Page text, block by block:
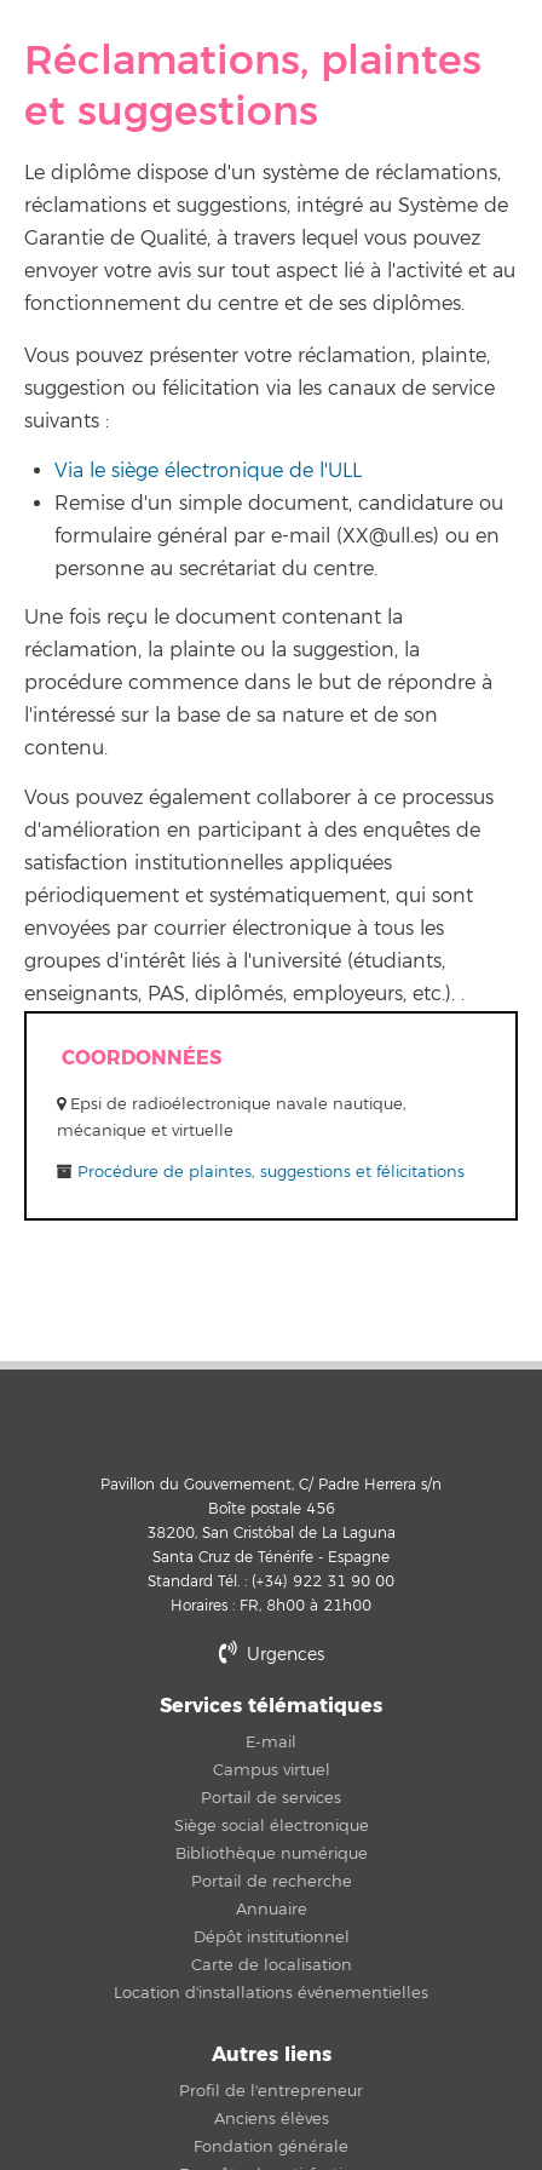
Réclamations, plaintes
et suggestions
Le diplôme dispose d'un système de réclamations,
réclamations et suggestions, intégré au Système de
Garantie de Qualité, à travers lequel vous pouvez
envoyer votre avis sur tout aspect lié à l'activité et au
fonctionnement du centre et de ses diplômes.
Vous pouvez présenter votre réclamation, plainte,
suggestion ou félicitation via les canaux de service
suivants :
Via le siège électronique de l'ULL
Remise d'un simple document, candidature ou
formulaire général par e-mail (XX@ull.es) ou en
personne au secrétariat du centre.
Une fois reçu le document contenant la
réclamation, la plainte ou la suggestion, la
procédure commence dans le but de répondre à
l'intéressé sur la base de sa nature et de son
contenu.
Vous pouvez également collaborer à ce processus
d'amélioration en participant à des enquêtes de
satisfaction institutionnelles appliquées
périodiquement et systématiquement, qui sont
envoyées par courrier électronique à tous les
groupes d'intérêt liés à l'université (étudiants,
enseignants, PAS, diplômés, employeurs, etc.). .
COORDONNÉES
Epsi de radioélectronique navale nautique,
mécanique et virtuelle
Procédure de plaintes, suggestions et félicitations
Pavillon du Gouvernement, C/ Padre Herrera s/n
Boîte postale 456
38200, San Cristóbal de La Laguna
Santa Cruz de Ténérife - Espagne
Standard Tél. : (+34) 922 31 90 00
Horaires : FR, 8h00 à 21h00
Urgences
Services télématiques
E-mail
Campus virtuel
Portail de services
Siège social électronique
Bibliothèque numérique
Portail de recherche
Annuaire
Dépôt institutionnel
Carte de localisation
Location d'installations événementielles
Autres liens
Profil de l'entrepreneur
Anciens élèves
Fondation générale